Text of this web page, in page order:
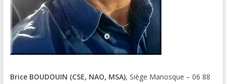
Brice BOUDOUIN (CSE, NAO, MSA), Siège Manosque – 06 88